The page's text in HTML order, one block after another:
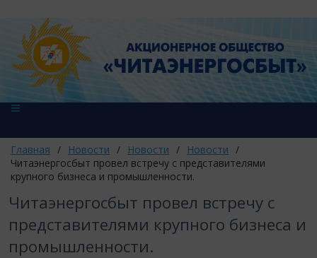
Главная / Новости / Новости / Новости /
Читаэнергосбыт провел встречу с представителями
крупного бизнеса и промышленности.
Читаэнергосбыт провел встречу с
представителями крупного бизнеса и
промышленности.